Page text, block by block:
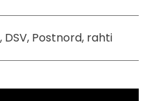
Postnord, rahti